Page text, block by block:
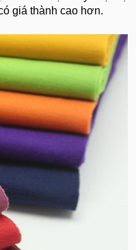
giá thành cao hơn.